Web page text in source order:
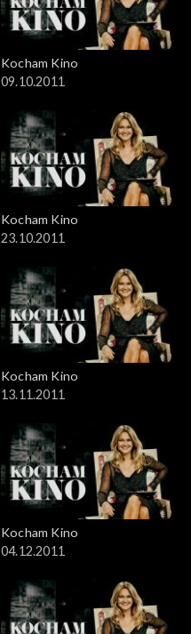
Kocham Kino
09.10.2011
Kocham Kino
23.10.2011
Kocham Kino
13.11.2011
Kocham Kino
04.12.2011